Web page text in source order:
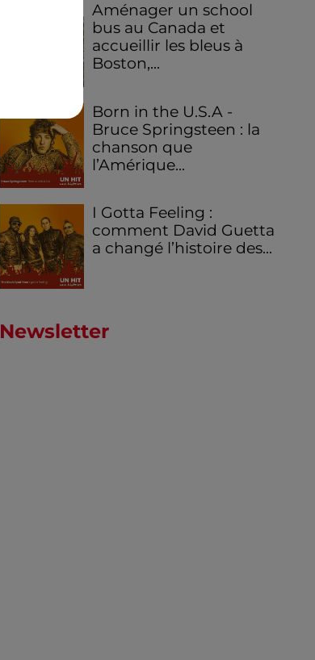
Aménager un school
bus au Canada et
accueillir les bleus à
Boston,...
Born in the U.S.A -
Bruce Springsteen : la
chanson que
l’Amérique...
I Gotta Feeling :
comment David Guetta
a changé l’histoire des...
Newsletter